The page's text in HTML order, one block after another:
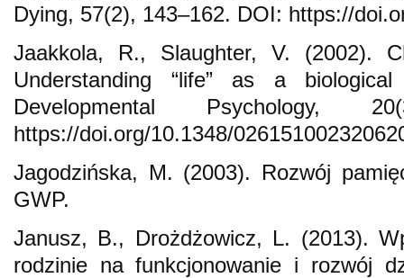
Dying, 57(2), 143–162. DOI: https://
Jaakkola, R., Slaughter, V. (2002).
Understanding “life” as a
Developmental Psychology,
https://doi.org/10.1348/
Jagodzińska, M. (2003). Rozwój
GWP.
Janusz, B., Drożdżowicz, L. (2013).
rodzinie na funkcjonowanie i rozwój